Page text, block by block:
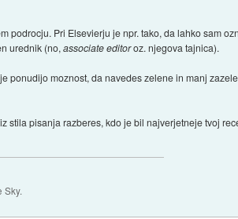
podrocju. Pri Elsevierju je npr. tako, da lahko sam
urednik (no,associate editoroz. njegova tajnica).
ponudijo moznost, da navedes zelene in manj
stila pisanja razberes, kdo je bil najverjetneje tvoj
Sky.